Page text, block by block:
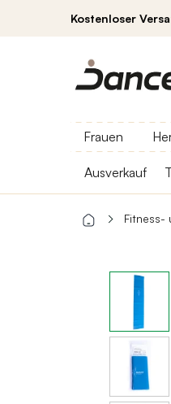
Kostenloser
Frauen
Ausverkauf
Fitness-